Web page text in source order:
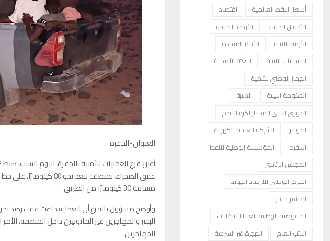
العنوان-الجفرة
عمق الصحراء، بمنطقة
مسافة 30 كيلومترًا من الطريق.
وأوضح مسؤول بالفرع أن العملية جاءت عقب رصد
البشر والمهاجرين غير القانونيين داخل المنطقة،
المهاجرين.
أسعار النفط العالمية
اقتصاد
الأحوال الجوية
الأرصاد الجوية
الأزمة الليبية
الأمم المتحدة
الانتخابات الليبية
البعثة الأممية
الجهاز الوطني للتنمية
الحكومة الليبية
الدبيبة
الدوري الليبي الممتاز لكرة القدم
الدولار
الشركة العامة للكهرباء
الكفرة
المؤسسة الوطنية للنفط
المجلس الرئاسي
المركز الوطني للأرصاد الجوية
المشير حفتر
المفوضية الوطنية العليا للانتخابات
النائب العام
الهجرة غير الشرعية